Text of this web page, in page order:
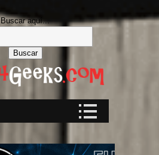
Buscar aquí...